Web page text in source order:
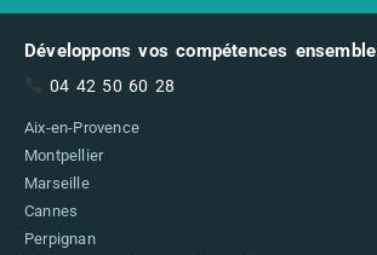
Développons vos compétences ensemble
04 42 50 60 28
Aix-en-Provence
Montpellier
Marseille
Cannes
Perpignan